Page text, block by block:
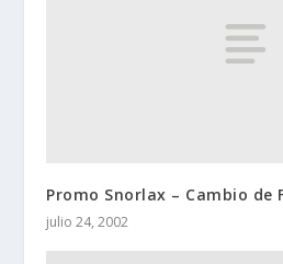
Promo Snorlax – Cambio de
julio 24, 2002